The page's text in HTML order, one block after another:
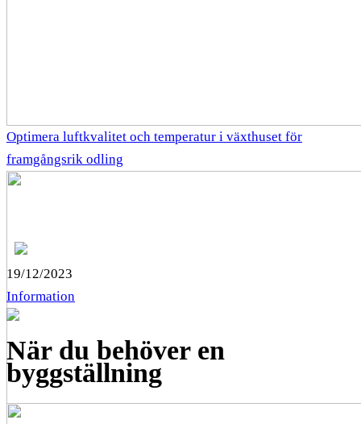
Optimera luftkvalitet och temperatur i växthuset för
framgångsrik odling
19/12/2023
Information
När du behöver en
byggställning